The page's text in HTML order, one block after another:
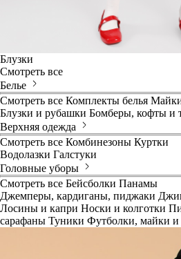
Блузки
Смотреть все
Белье
Смотреть все Комплекты белья
Блузки и рубашки Бомберы, кофты и
Верхняя одежда
Смотреть все Комбинезоны Куртки
Водолазки Галстуки
Головные уборы
Смотреть все Бейсболки Панамы
Джемперы, кардиганы, пиджаки
Лосины и капри Носки и колготки
сарафаны Туники Футболки, майки